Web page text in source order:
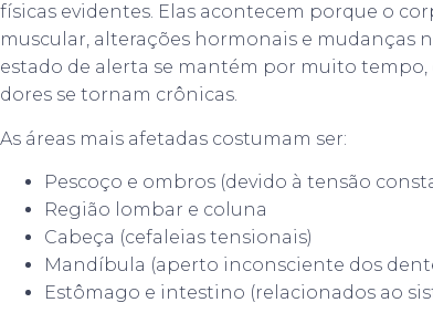
físicas evidentes. Elas acontecem porque o
muscular, alterações hormonais e mudanças
estado de alerta se mantém por muito
dores se tornam crônicas.
As áreas mais afetadas costumam ser:
Pescoço e ombros (devido à tensão
Região lombar e coluna
Cabeça (cefaleias tensionais)
Mandíbula (aperto inconsciente dos
Estômago e intestino (relacionados ao